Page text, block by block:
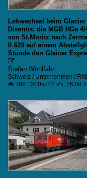
Lokwechsel beim
Disentis: die MGB HGe
von St.Moritz nach
II 629 auf einem
Stunde den Glaicer

Stefan Wohlfahrt
Schweiz / Unternehmen /
 366 1200x742 Px,